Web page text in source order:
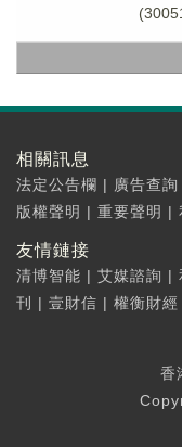
相關訊息
法定公告欄 | 廣告查詢
版權聲明 | 重要聲明 |
友情鏈接
清博智能 | 艾媒諮詢 |
刊
| 壹財信 | 權衡財經
香